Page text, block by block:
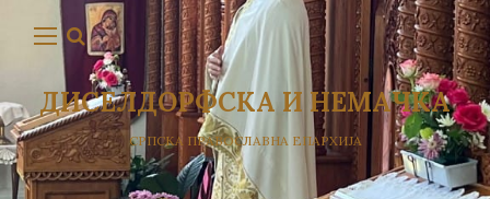
ДИСЕЛДОРФСКА И НЕМАЧКА
СРПСКА ПРАВОСЛАВНА ЕПАРХИЈА